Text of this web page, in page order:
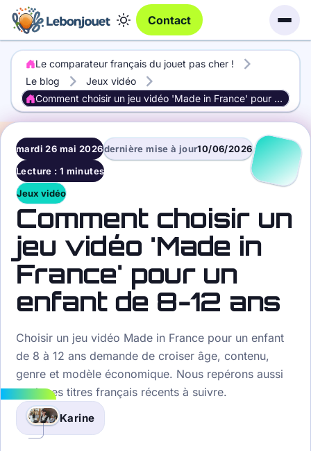
Contact
Le comparateur français du jouet pas cher !
Le blog
Jeux vidéo
Comment choisir un jeu vidéo 'Made in France' pour un enfant de 8-12 ans
mardi 26 mai 2026dernière mise à jour10/06/2026
Lecture : 1 minutes
Jeux vidéo
Comment choisir un
jeu vidéo 'Made in
France' pour un
enfant de 8-12 ans
Choisir un jeu vidéo Made in France pour un enfant
de 8 à 12 ans demande de croiser âge, contenu,
genre et modèle économique. Nous repérons aussi
quelques titres français récents à suivre.
Karine